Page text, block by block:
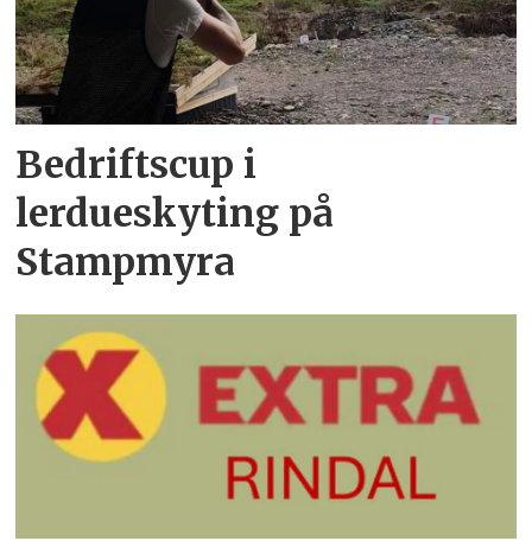
Bedriftscup i
lerdueskyting på
Stampmyra